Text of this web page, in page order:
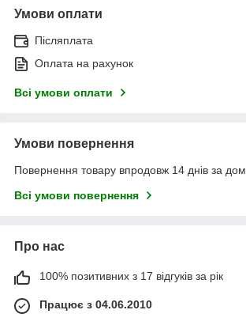
Умови оплати
Післяплата
Оплата на рахунок
Всі умови оплати
Умови повернення
Повернення товару впродовж 14 днів за
Всі умови повернення
Про нас
100% позитивних з 17 відгуків за рік
Працює з 04.06.2010